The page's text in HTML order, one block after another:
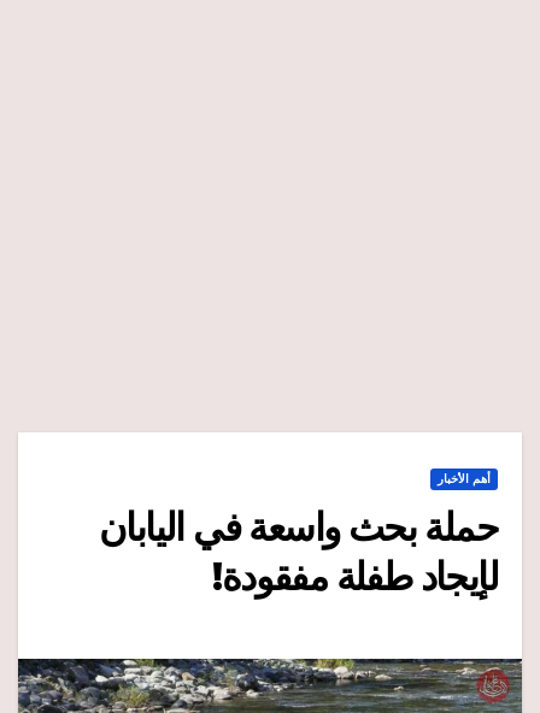
أهم الأخبار
حملة بحث واسعة في اليابان
لإيجاد طفلة مفقودة!